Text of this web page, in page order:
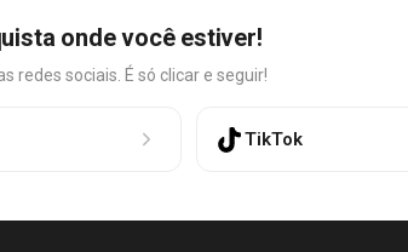
onde você estiver!
redes sociais. É só clicar e seguir!
TikTok